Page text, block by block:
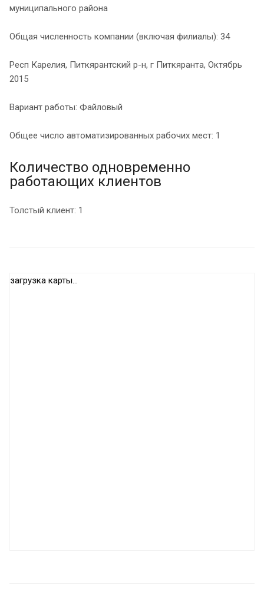
муниципального района
Общая численность компании (включая филиалы): 34
Респ Карелия, Питкярантский р-н, г Питкяранта, Октябрь
2015
Вариант работы: Файловый
Общее число автоматизированных рабочих мест: 1
Количество одновременно
работающих клиентов
Толстый клиент: 1
загрузка карты...